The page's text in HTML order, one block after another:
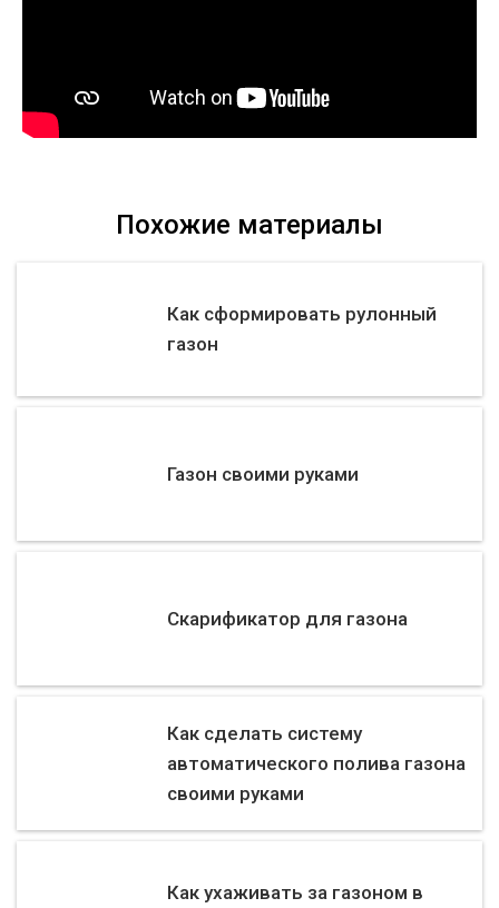
Похожие материалы
Как сформировать рулонный
газон
Газон своими руками
Скарификатор для газона
Как сделать систему
автоматического полива газона
своими руками
Как ухаживать за газоном в